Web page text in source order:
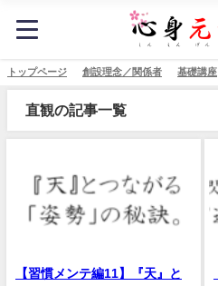
トップページ 創設理念／関係者 基礎講座
直観の記事一覧
【習慣メンテ編11】『天』と